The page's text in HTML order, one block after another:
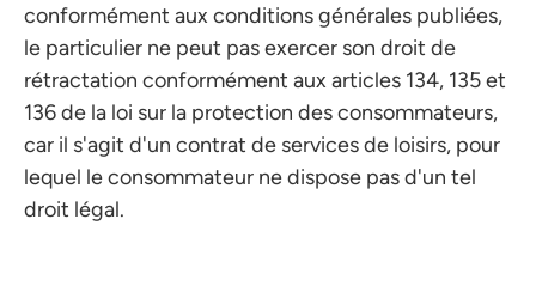
conformément aux conditions générales publiées,
le particulier ne peut pas exercer son droit de
rétractation conformément aux articles 134, 135 et
136 de la loi sur la protection des consommateurs,
car il s'agit d'un contrat de services de loisirs, pour
lequel le consommateur ne dispose pas d'un tel
droit légal.